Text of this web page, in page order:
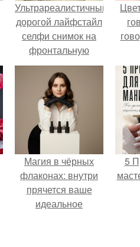
Ультрареалистичный
дорогой лайфстайл
селфи снимок на
фронтальную
камеру.
Магия в чёрных
флаконах: внутри
прячется ваше
идеальное
5